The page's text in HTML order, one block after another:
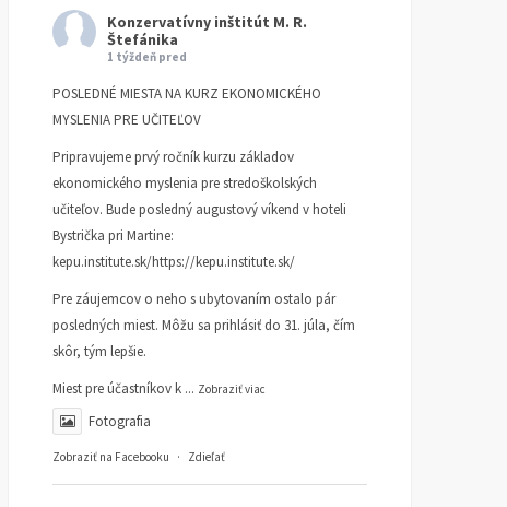
Konzervatívny inštitút M. R.
Štefánika
1 týždeň pred
POSLEDNÉ MIESTA NA KURZ EKONOMICKÉHO
MYSLENIA PRE UČITEĽOV
Pripravujeme prvý ročník kurzu základov
ekonomického myslenia pre stredoškolských
učiteľov. Bude posledný augustový víkend v hoteli
Bystrička pri Martine:
kepu.institute.sk/https://kepu.institute.sk/
Pre záujemcov o neho s ubytovaním ostalo pár
posledných miest. Môžu sa prihlásiť do 31. júla, čím
skôr, tým lepšie.
Miest pre účastníkov k ... Zobraziť viac
Fotografia
Zobraziť na Facebooku · Zdieľať